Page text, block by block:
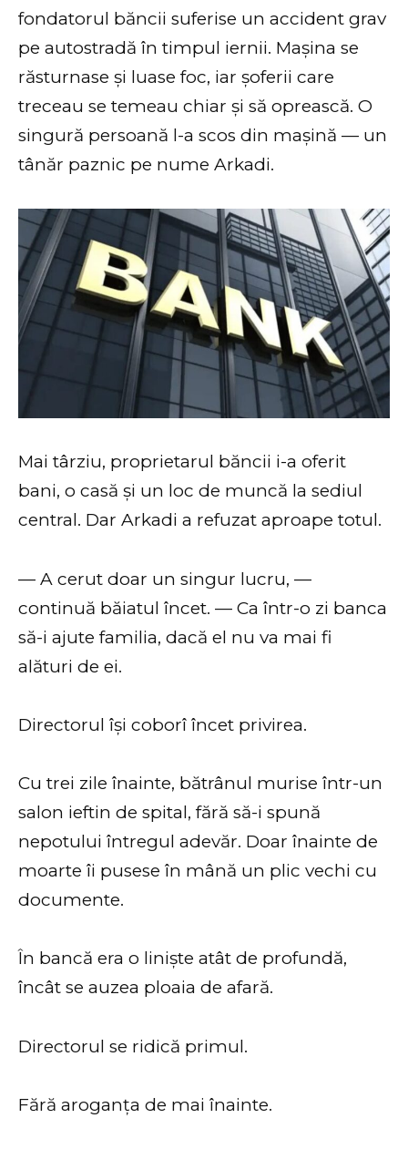
fondatorul băncii suferise un accident grav
pe autostradă în timpul iernii. Mașina se
răsturnase și luase foc, iar șoferii care
treceau se temeau chiar și să oprească. O
singură persoană l-a scos din mașină — un
tânăr paznic pe nume Arkadi.
Mai târziu, proprietarul băncii i-a oferit
bani, o casă și un loc de muncă la sediul
central. Dar Arkadi a refuzat aproape totul.
— A cerut doar un singur lucru, —
continuă băiatul încet. — Ca într-o zi banca
să-i ajute familia, dacă el nu va mai fi
alături de ei.
Directorul își coborî încet privirea.
Cu trei zile înainte, bătrânul murise într-un
salon ieftin de spital, fără să-i spună
nepotului întregul adevăr. Doar înainte de
moarte îi pusese în mână un plic vechi cu
documente.
În bancă era o liniște atât de profundă,
încât se auzea ploaia de afară.
Directorul se ridică primul.
Fără aroganța de mai înainte.